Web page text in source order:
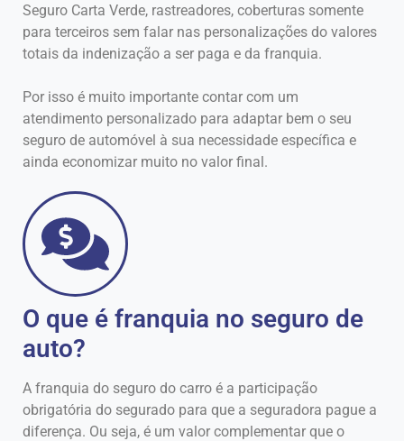
Seguro Carta Verde, rastreadores, coberturas somente
para terceiros sem falar nas personalizações do valores
totais da indenização a ser paga e da franquia.
Por isso é muito importante contar com um
atendimento personalizado para adaptar bem o seu
seguro de automóvel à sua necessidade específica e
ainda economizar muito no valor final.
O que é franquia no seguro de
auto?
A franquia do seguro do carro é a participação
obrigatória do segurado para que a seguradora pague a
diferença. Ou seja, é um valor complementar que o